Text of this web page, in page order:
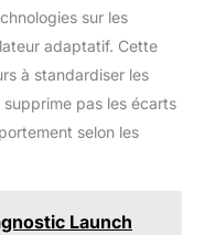
sur les
adaptatif. Cette
à standardiser les
supprime pas les écarts
selon les
Launch